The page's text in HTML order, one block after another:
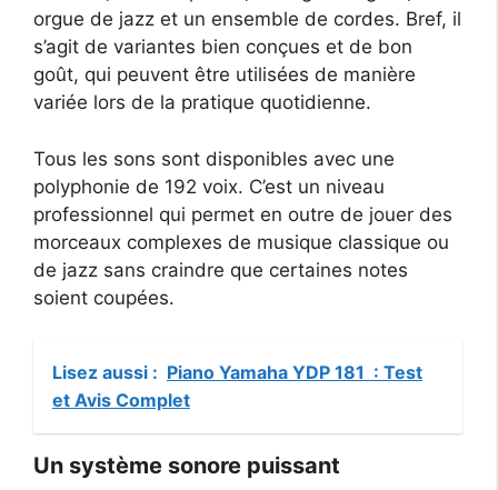
orgue de jazz et un ensemble de cordes. Bref, il
s’agit de variantes bien conçues et de bon
goût, qui peuvent être utilisées de manière
variée lors de la pratique quotidienne.
Tous les sons sont disponibles avec une
polyphonie de 192 voix. C’est un niveau
professionnel qui permet en outre de jouer des
morceaux complexes de musique classique ou
de jazz sans craindre que certaines notes
soient coupées.
Lisez aussi : Piano Yamaha YDP 181 : Test
et Avis Complet
Un système sonore puissant